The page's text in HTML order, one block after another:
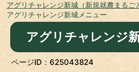
アグリチャレンジ新城（新規就農まるご
アグリチャレンジ新城メニュー
アグリチャレンジ
ページID：625043824